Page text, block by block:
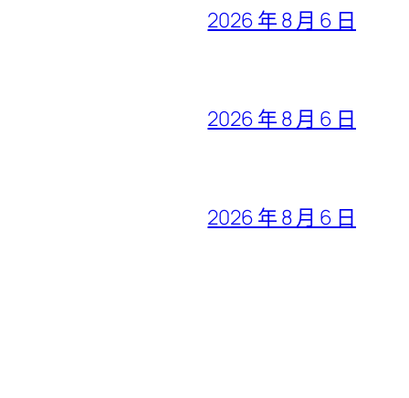
2026 年 8 月 6 日
2026 年 8 月 6 日
2026 年 8 月 6 日